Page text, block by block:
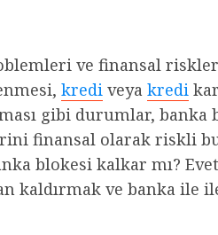
ve finansal
kredi veya kredi
gibi durumlar, banka
finansal olarak riskli
blokesi kalkar mı?
kaldırmak ve banka ile